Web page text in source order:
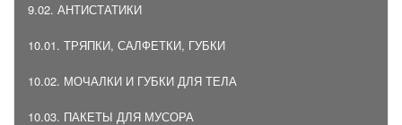
9.02. АНТИСТАТИКИ
10.01. ТРЯПКИ, САЛФЕТКИ, ГУБКИ
10.02. МОЧАЛКИ И ГУБКИ ДЛЯ ТЕЛА
10.03. ПАКЕТЫ ДЛЯ МУСОРА